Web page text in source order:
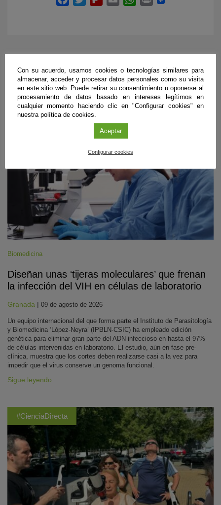
ÚLTIMAS PUBLICACIONES
#CienciaDirecta
Biomedicina
Diseñan unas ‘tijeras moleculares’ que frenan
la infección del VIH en células de laboratorio
Granada | 09 de agosto de 2026
Un equipo internacional del que forma parte el Instituto de Parasitología
y Biomedicina ‘López-Neyra’ (IPBLN-CSIC) ha empleado edición
genética para eliminar gran parte del ADN infeccioso en hasta el 97%
de células intervenidas en laboratorio. El estudio, aún en fase pre-
clínica, muestra que los cortes deben realizarse casi a la vez para
impedir que el virus conserve un genoma funcional.
Sigue leyendo
#CienciaDirecta
Con su acuerdo, usamos cookies o tecnologías similares para
almacenar, acceder y procesar datos personales como su visita
en este sitio web. Puede retirar su consentimiento u oponerse al
procesamiento de datos basado en intereses legítimos en
cualquier momento haciendo clic en "Configurar cookies" en
nuestra política de cookies.
Aceptar
Configurar cookies